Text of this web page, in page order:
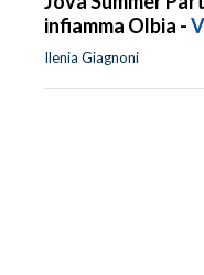
infiamma Olbia -
Ilenia Giagnoni